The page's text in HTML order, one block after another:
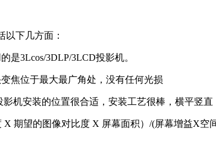
以下几方面：
是3Lcos/3DLP/3LCD投影机。
焦位于最大最广角处，没有任何光损
影机安装的位置很合适，安装工艺很棒，横平竖直
X 期望的图像对比度 X 屏幕面积）/(屏幕增益X